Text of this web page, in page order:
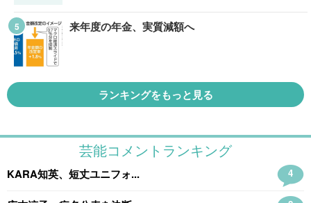
来年度の年金、実質減額へ
ランキングをもっと見る